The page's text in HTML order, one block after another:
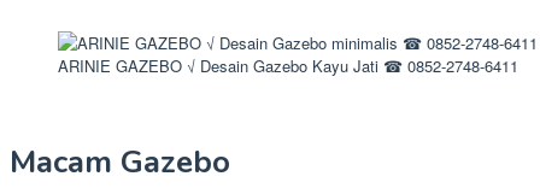
ARINIE GAZEBO √ Desain Gazebo Kayu Jati ☎ 0852-2748-6411
Macam Gazebo